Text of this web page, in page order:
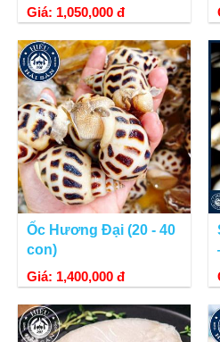
Giá: 1,050,000 đ
Ốc Hương Đại (20 - 40
con)
Giá: 1,400,000 đ